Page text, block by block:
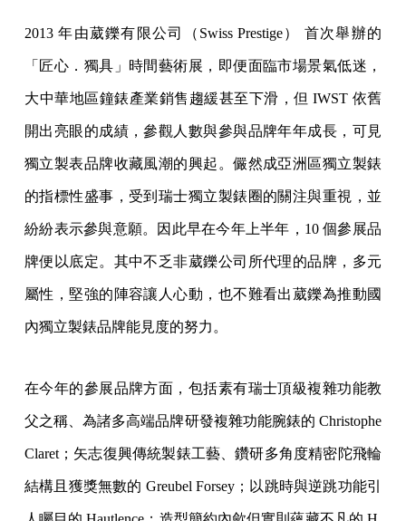
2013 年由葳鑠有限公司（Swiss Prestige） 首次舉辦的
「匠心．獨具」時間藝術展，即便面臨市場景氣低迷，
大中華地區鐘錶產業銷售趨緩甚至下滑，但 IWST 依舊
開出亮眼的成績，參觀人數與參與品牌年年成長，可見
獨立製表品牌收藏風潮的興起。儼然成亞洲區獨立製錶
的指標性盛事，受到瑞士獨立製錶圈的關注與重視，並
紛紛表示參與意願。因此早在今年上半年，10 個參展品
牌便以底定。其中不乏非葳鑠公司所代理的品牌，多元
屬性，堅強的陣容讓人心動，也不難看出葳鑠為推動國
內獨立製錶品牌能見度的努力。
在今年的參展品牌方面，包括素有瑞士頂級複雜功能教
父之稱、為諸多高端品牌研發複雜功能腕錶的 Christophe
Claret；矢志復興傳統製錶工藝、鑽研多角度精密陀飛輪
結構且獲獎無數的 Greubel Forsey；以跳時與逆跳功能引